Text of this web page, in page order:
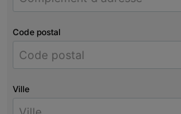
Code postal
Ville